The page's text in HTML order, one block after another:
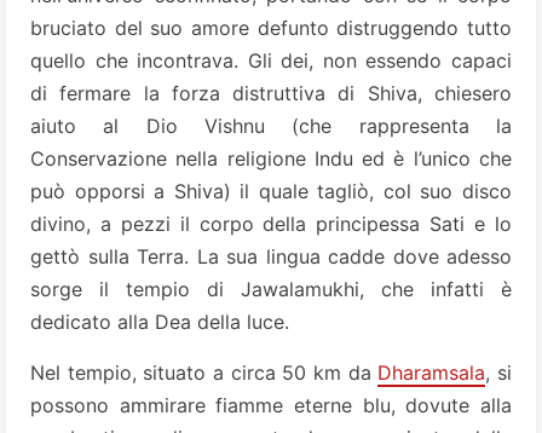
bruciato del suo amore defunto distruggendo tutto
quello che incontrava. Gli dei, non essendo capaci
di fermare la forza distruttiva di Shiva, chiesero
aiuto al Dio Vishnu (che rappresenta la
Conservazione nella religione Indu ed è l’unico che
può opporsi a Shiva) il quale tagliò, col suo disco
divino, a pezzi il corpo della principessa Sati e lo
gettò sulla Terra. La sua lingua cadde dove adesso
sorge il tempio di Jawalamukhi, che infatti è
dedicato alla Dea della luce.
Nel tempio, situato a circa 50 km da Dharamsala, si
possono ammirare fiamme eterne blu, dovute alla